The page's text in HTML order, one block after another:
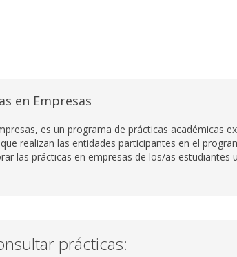
en Empresas
es un programa de prácticas académicas
realizan las entidades participantes en el
las prácticas en empresas de los/as estudiantes
prácticas: